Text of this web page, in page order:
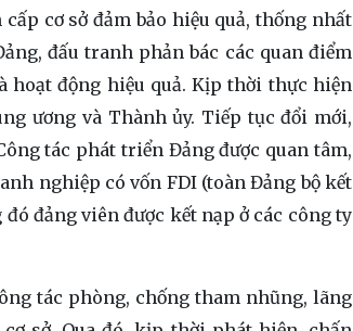
cơ sở đảm bảo hiệu quả, thống nhất
đấu tranh phản bác các quan điểm
hoạt động hiệu quả. Kịp thời thực hiện
ương và Thành ủy. Tiếp tục đổi mới,
tác phát triển Đảng được quan tâm,
nghiệp có vốn FDI (toàn Đảng bộ kết
đảng viên được kết nạp ở các công ty
tác phòng, chống tham nhũng, lãng